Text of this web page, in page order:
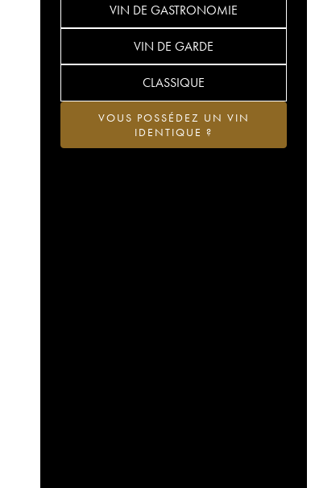
VIN DE GASTRONOMIE
VIN DE GARDE
CLASSIQUE
VOUS POSSÉDEZ UN VIN
IDENTIQUE ?